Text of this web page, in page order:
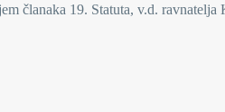
članaka 19. Statuta, v.d.